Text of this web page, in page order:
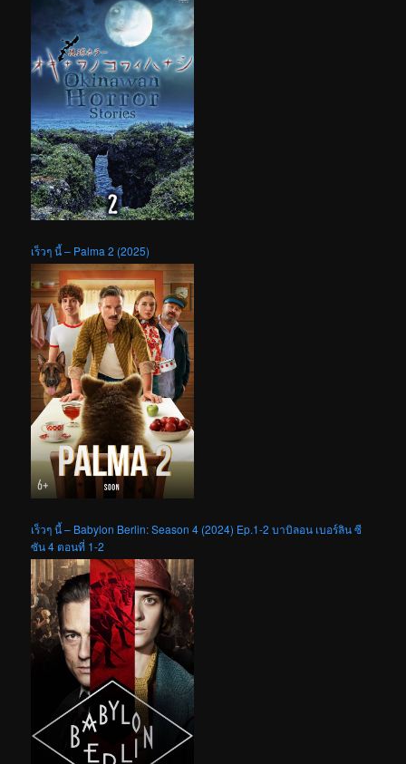
เร็วๆ นี้ – Palma 2 (2025)
เร็วๆ นี้ – Babylon Berlin: Season 4 (2024) Ep.1-2 บาบิลอน เบอร์ลิน ซี
ซัน 4 ตอนที่ 1-2